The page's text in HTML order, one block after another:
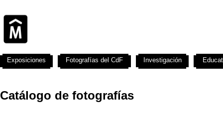
Catálogo de fotografías
Exposiciones Fotografías del CdF Investigación